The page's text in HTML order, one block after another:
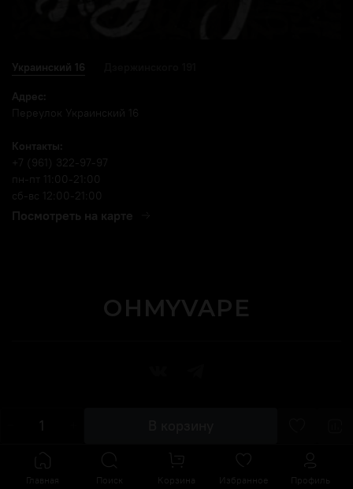
Украинский 16
Адрес:
Переулок Украинский 16
Контакты:
+7 (961) 322-97-97
пн-пт 11:00-21:00
сб-вс 12:00-21:00
Посмотреть на карте
OHMYVAPE
Главная Поиск Корзина Избранное Профиль